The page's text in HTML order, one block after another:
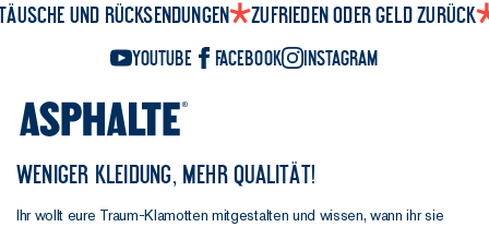
und Rücksendungen Zufrieden oder Geld zurück
YouTube Facebook Instagram
WENIGER KLEIDUNG, MEHR QUALITÄT!
Ihr wollt eure Traum-Klamotten mitgestalten und wissen, wann ihr sie